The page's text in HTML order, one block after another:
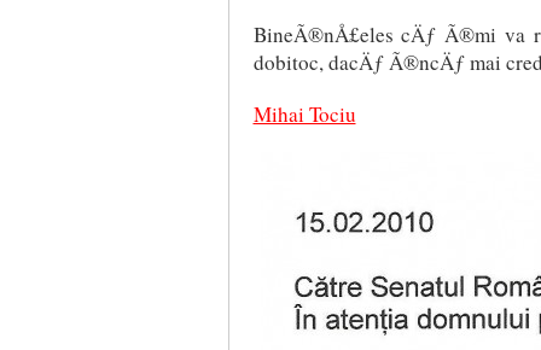
BineÃ®nÅ£eles cÄƒ Ã®mi va
dobitoc, dacÄƒ Ã®ncÄƒ mai
Mihai Tociu